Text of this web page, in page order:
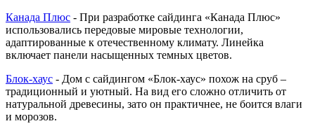
Канада Плюс - При разработке сайдинга «Канада Плюс»
использовались передовые мировые технологии,
адаптированные к отечественному климату. Линейка
включает панели насыщенных темных цветов.
Блок-хаус - Дом с сайдингом «Блок-хаус» похож на сруб –
традиционный и уютный. На вид его сложно отличить от
натуральной древесины, зато он практичнее, не боится влаги
и морозов.